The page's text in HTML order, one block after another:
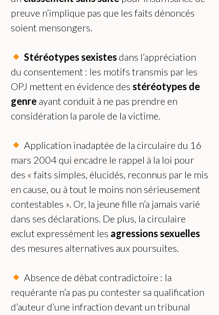
preuve n’implique pas que les faits dénoncés
soient mensongers.
Stéréotypes sexistesdans l’appréciation
du consentement : les motifs transmis par les
OPJ mettent en évidence des stéréotypes de
genre ayant conduit à ne pas prendre en
considération la parole de la victime.
Application inadaptée de la circulaire du 16
mars 2004 qui encadre le rappel à la loi pour
des « faits simples, élucidés, reconnus par le mis
en cause, ou à tout le moins non sérieusement
contestables ». Or, la jeune fille n’a jamais varié
dans ses déclarations. De plus, la circulaire
exclut expressément les agressions sexuelles
des mesures alternatives aux poursuites.
Absence de débat contradictoire : la
requérante n’a pas pu contester sa qualification
d’auteur d’une infraction devant un tribunal